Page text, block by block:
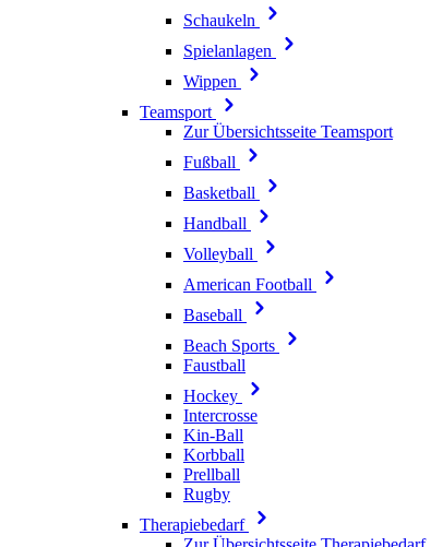
Schaukeln
Spielanlagen
Wippen
Teamsport
Zur Übersichtsseite Teamsport
Fußball
Basketball
Handball
Volleyball
American Football
Baseball
Beach Sports
Faustball
Hockey
Intercrosse
Kin-Ball
Korbball
Prellball
Rugby
Therapiebedarf